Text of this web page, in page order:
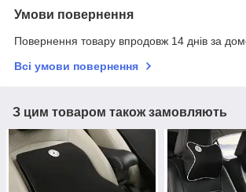
Умови повернення
Повернення товару впродовж 14 днів за
Всі умови повернення
З цим товаром також замовляють